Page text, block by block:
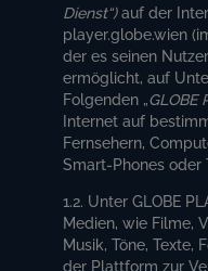
Dienst“)auf der
player.globe.wien
der es seinen
ermöglicht, auf
Folgenden „GLOBE
Internet auf
Fernsehern,
Smart-Phones oder
1.2. Unter GLOBE
Medien, wie Filme,
Musik, Töne, Texte,
der Plattform zur